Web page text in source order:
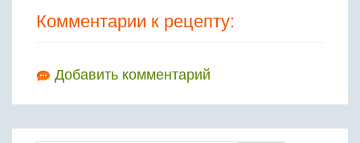
Комментарии к рецепту:
Добавить комментарий